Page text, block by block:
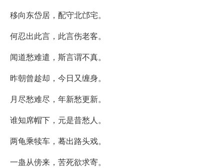
移向东岱居，配守北邙宅。
何忍出此言，此言伤老客。
闻道愁难遣，斯言谓不真。
昨朝曾趁却，今日又缠身。
月尽愁难尽，年新愁更新。
谁知席帽下，元是昔愁人。
两龟乘犊车，蓦出路头戏。
一蛊从傍来，苦死欲求寄。